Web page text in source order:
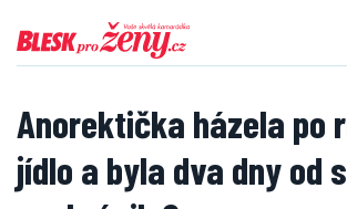
Anorektička házela po
jídlo a byla dva dny od